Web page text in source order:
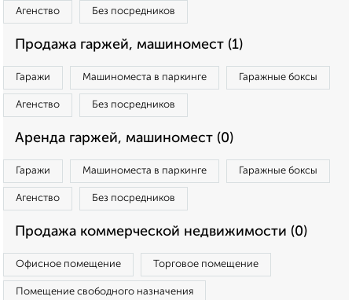
Агенство Без посредников
Продажа гаржей, машиномест (1)
Гаражи Машиноместа в паркинге Гаражные боксы
Агенство Без посредников
Аренда гаржей, машиномест (0)
Гаражи Машиноместа в паркинге Гаражные боксы
Агенство Без посредников
Продажа коммерческой недвижимости (0)
Офисное помещение Торговое помещение
Помещение свободного назначения